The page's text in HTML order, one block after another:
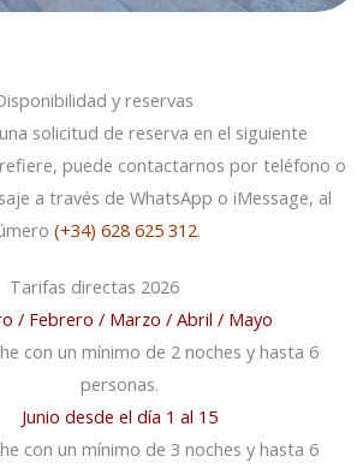
y reservas
solicitud de reserva en el siguiente
puede contactarnos por teléfono o
a través de WhatsApp o iMessage, al
(+34) 628 625 312.
Tarifas directas 2026
/ Febrero / Marzo / Abril / Mayo
con un mínimo de 2 noches y hasta 6
personas.
Junio desde el día 1 al 15
con un mínimo de 3 noches y hasta 6